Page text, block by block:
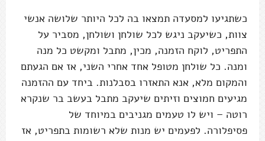
כשתגיעו למסעדה תמצאו בה לכל היותר שלושה אנשי
צוות, כשיעקב ניגש לכל שולחן ושולחן, מסביר על
התפריט, לוקח הזמנה, מכין, מתבל ומקשט כל מנה
ומנה. כל שולחן מטופל אחד אחרי השני, אז אם הגעתם
והמקום מלא, אנא התאזרו בסבלנות. ביחד עם ההזמנה
מגיעים חמוצים וזיתים שיעקב מתבל בעשב בר שנקרא
רוטה – ויש לו טעמים מגניבים במיוחד של
פסיפלורה. לפעמים יש מנות שלא רשומות בתפריט, אז